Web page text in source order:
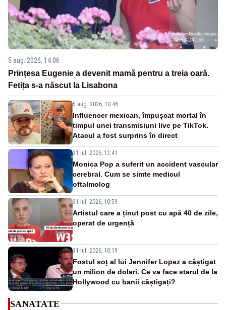
5 aug. 2026, 14:06
Prințesa Eugenie a devenit mamă pentru a treia oară.
Fetița s-a născut la Lisabona
5 aug. 2026, 10:46
Influencer mexican, împușcat mortal în
timpul unei transmisiuni live pe TikTok.
Atacul a fost surprins în direct
31 iul. 2026, 13:41
Monica Pop a suferit un accident vascular
cerebral. Cum se simte medicul
oftalmolog
31 iul. 2026, 10:59
Artistul care a ținut post cu apă 40 de zile,
operat de urgență
31 iul. 2026, 10:19
Fostul soț al lui Jennifer Lopez a câștigat
un milion de dolari. Ce va face starul de la
Hollywood cu banii câștigați?
SANATATE